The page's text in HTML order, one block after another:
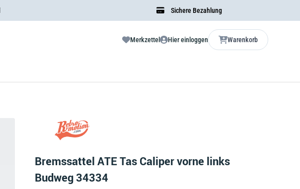
Sichere Bezahlung
Merkzettel Hier einloggen Warenkorb
Bremssattel ATE Tas Caliper vorne links
Budweg 34334